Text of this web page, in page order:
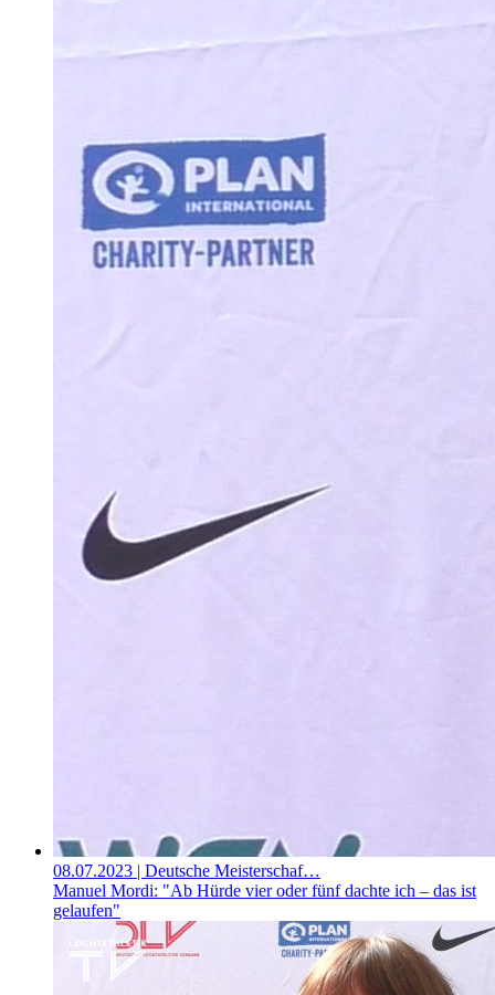
08.07.2023 | Deutsche Meisterschaf…
Manuel Mordi: "Ab Hürde vier oder fünf dachte ich – das ist
gelaufen"